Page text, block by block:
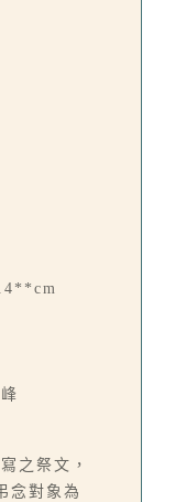
之祭文，
念對象為